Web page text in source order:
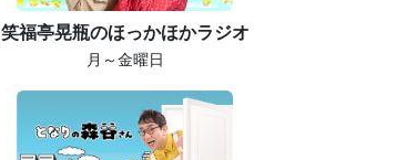
笑福亭晃瓶のほっかほかラジオ
月～金曜日